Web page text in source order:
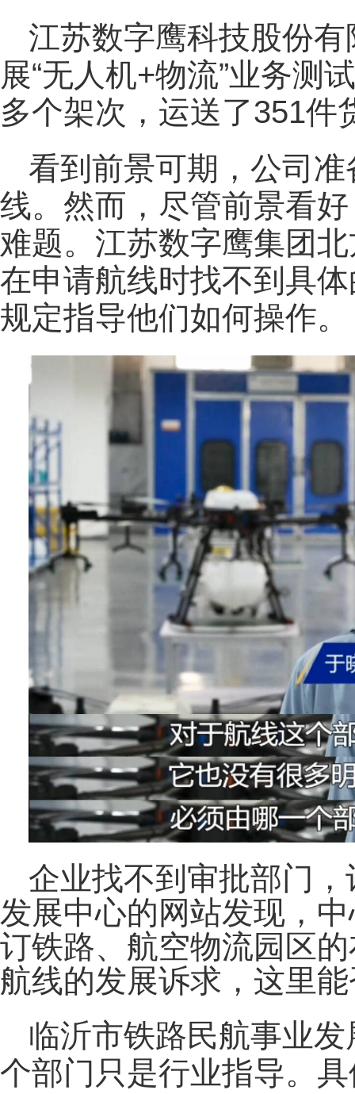
江苏数字鹰科技股份
展“无人机+物流”业务测
多个架次，运送了351件
看到前景可期，公司
线。然而，尽管前景看
难题。江苏数字鹰集团
在申请航线时找不到具
规定指导他们如何操作。
企业找不到审批部门
发展中心的网站发现，
订铁路、航空物流园区
航线的发展诉求，这里
临沂市铁路民航事业
个部门只是行业指导。